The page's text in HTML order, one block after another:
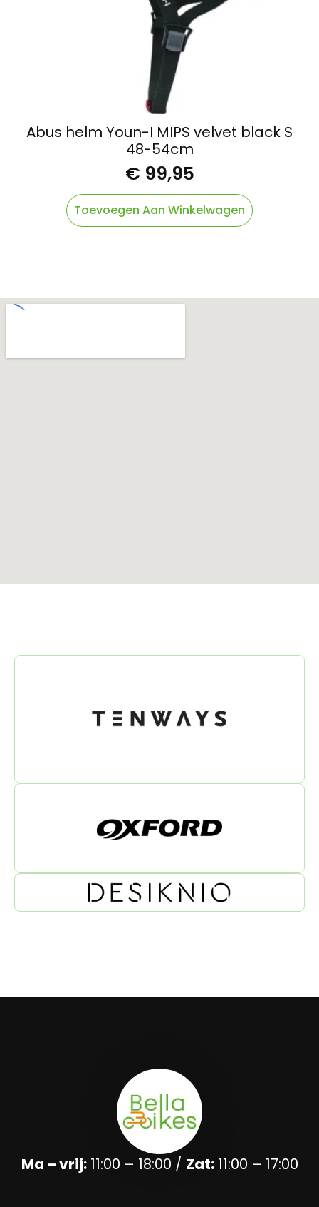
Abus helm Youn-I MIPS velvet black S
48-54cm
€ 99,95
Toevoegen Aan Winkelwagen
Ma – vrij:11:00 – 18:00 / Zat:11:00 – 17:00